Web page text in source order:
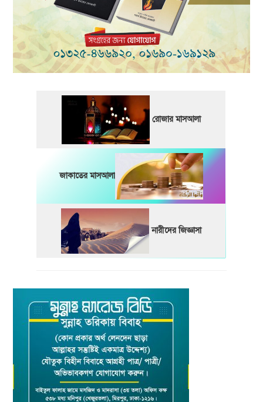
রোজার মাসআলা
জাকাতের মাসআলা
নারীদের জিজ্ঞাসা